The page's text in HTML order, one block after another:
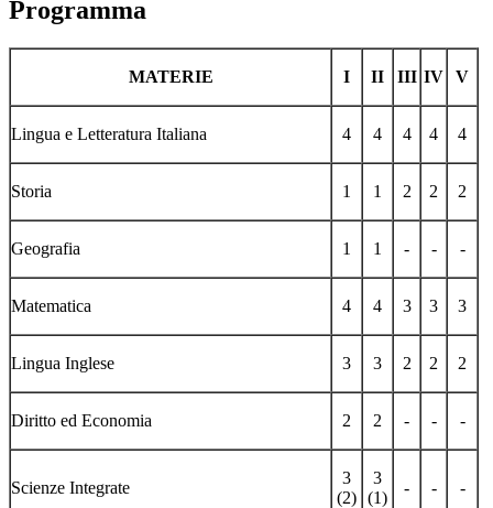
Programma
MATERIE I II III IV V
Lingua e Letteratura Italiana 4 4 4 4 4
Storia 1 1 2 2 2
Geografia 1 1 - - -
Matematica 4 4 3 3 3
Lingua Inglese 3 3 2 2 2
Diritto ed Economia 2 2 - - -
Scienze Integrate
3
(2)
3
(1)
- - -